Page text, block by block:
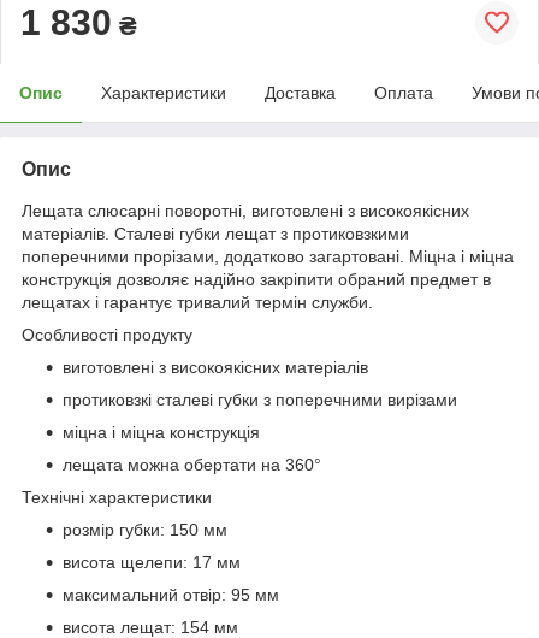
1 830 ₴
Опис Характеристики Доставка Оплата Умови
Опис
Лещата слюсарні поворотні, виготовлені з високоякісних
матеріалів. Сталеві губки лещат з протиковзкими
поперечними прорізами, додатково загартовані. Міцна і міцна
конструкція дозволяє надійно закріпити обраний предмет в
лещатах і гарантує тривалий термін служби.
Особливості продукту
виготовлені з високоякісних матеріалів
протиковзкі сталеві губки з поперечними вирізами
міцна і міцна конструкція
лещата можна обертати на 360°
Технічні характеристики
розмір губки: 150 мм
висота щелепи: 17 мм
максимальний отвір: 95 мм
висота лещат: 154 мм